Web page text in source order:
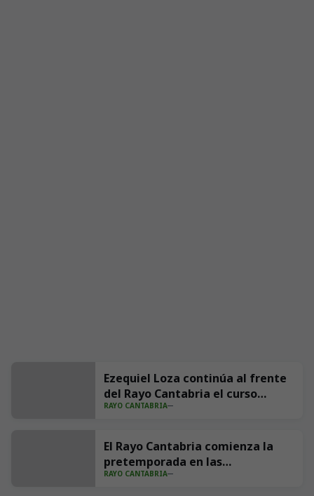
Ezequiel Loza continúa al frente
del Rayo Cantabria el curso
2026/27
RAYO CANTABRIA
El Rayo Cantabria comienza la
pretemporada en las
Instalaciones Nando Yosu
RAYO CANTABRIA